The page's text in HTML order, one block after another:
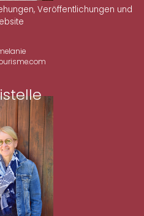
Veröffentlichungen und